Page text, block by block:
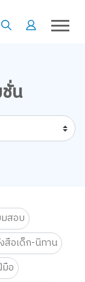
น
สอบ
สือเด็ก-นิทาน
อ